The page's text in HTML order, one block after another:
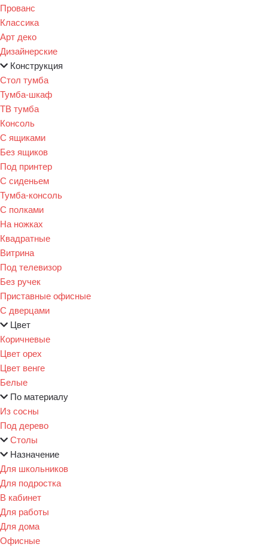
Прованс
Классика
Арт деко
Дизайнерские
Конструкция
Стол тумба
Тумба-шкаф
ТВ тумба
Консоль
С ящиками
Без ящиков
Под принтер
С сиденьем
Тумба-консоль
С полками
На ножках
Квадратные
Витрина
Под телевизор
Без ручек
Приставные офисные
С дверцами
Цвет
Коричневые
Цвет орех
Цвет венге
Белые
По материалу
Из сосны
Под дерево
Столы
Назначение
Для школьников
Для подростка
В кабинет
Для работы
Для дома
Офисные